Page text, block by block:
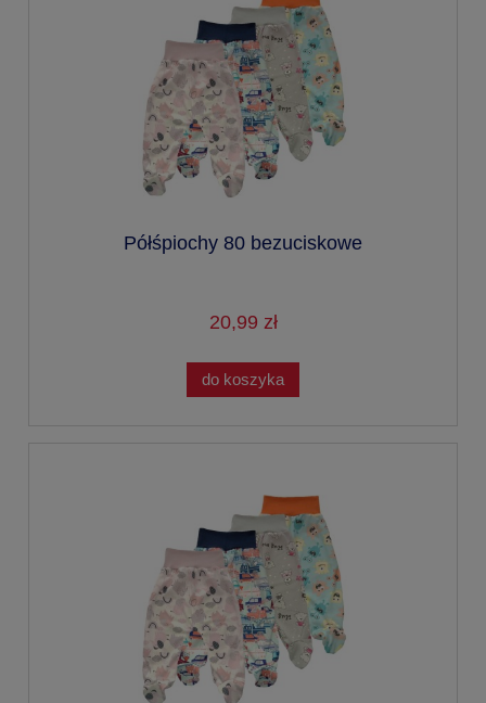
Półśpiochy 80 bezuciskowe
20,99 zł
do koszyka